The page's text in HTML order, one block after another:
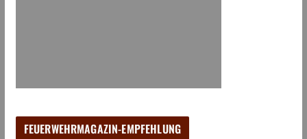
FEUERWEHRMAGAZIN-EMPFEHLUNG